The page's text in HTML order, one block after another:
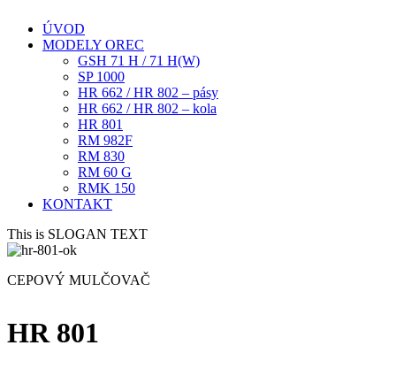
ÚVOD
MODELY OREC
GSH 71 H / 71 H(W)
SP 1000
HR 662 / HR 802 – pásy
HR 662 / HR 802 – kola
HR 801
RM 982F
RM 830
RM 60 G
RMK 150
KONTAKT
This is SLOGAN TEXT
CEPOVÝ MULČOVAČ
HR 801